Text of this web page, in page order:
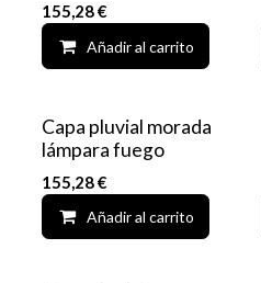
155,28€
Añadir al carrito
Capa pluvial morada
lámpara fuego
155,28€
Añadir al carrito